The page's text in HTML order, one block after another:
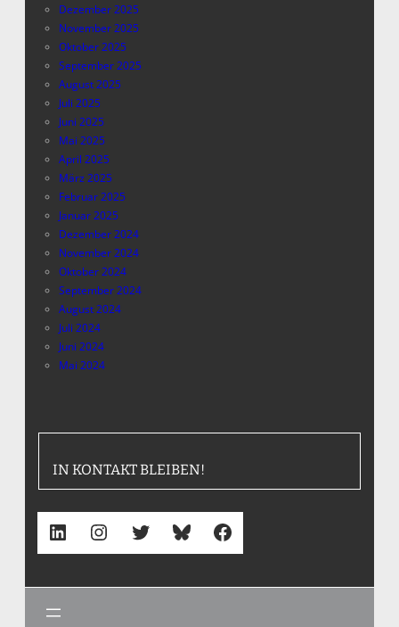
Dezember 2025
November 2025
Oktober 2025
September 2025
August 2025
Juli 2025
Juni 2025
Mai 2025
April 2025
März 2025
Februar 2025
Januar 2025
Dezember 2024
November 2024
Oktober 2024
September 2024
August 2024
Juli 2024
Juni 2024
Mai 2024
IN KONTAKT BLEIBEN!
LinkedIn Instagram Twitter Bluesky Facebook